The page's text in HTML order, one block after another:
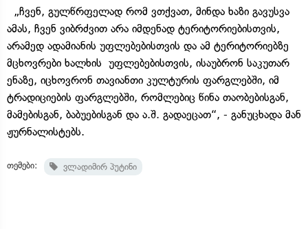
„ჩვენ, გულწრფელად რომ ვთქვათ, მინდა ხაზი გავუსვა
ამას, ჩვენ ვიბრძვით არა იმდენად ტერიტორიებისთვის,
არამედ ადამიანის უფლებებისთვის და ამ ტერიტორიებზე
მცხოვრები ხალხის უფლებებისთვის, ისაუბრონ საკუთარ
ენაზე, იცხოვრონ თავიანთი კულტურის ფარგლებში, იმ
ტრადიციების ფარგლებში, რომლებიც წინა თაობებისგან,
მამებისგან, ბაბუებისგან და ა.შ. გადაეცათ“, - განუცხადა მან
ჟურნალისტებს.
თემები: ვლადიმირ პუტინი